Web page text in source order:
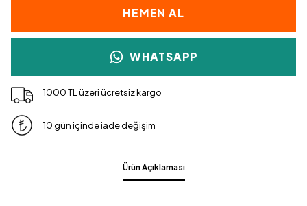
HEMEN AL
WHATSAPP
1000 TL üzeri ücretsiz kargo
10 gün içinde iade değişim
Ürün Açıklaması